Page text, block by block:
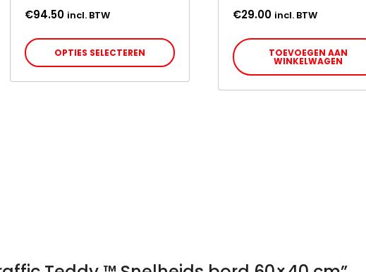
€94.50 incl. BTW
OPTIES SELECTEREN
Dit
heeft
€29.00 incl. BTW
TOEVOEGEN AAN
WINKELWAGEN